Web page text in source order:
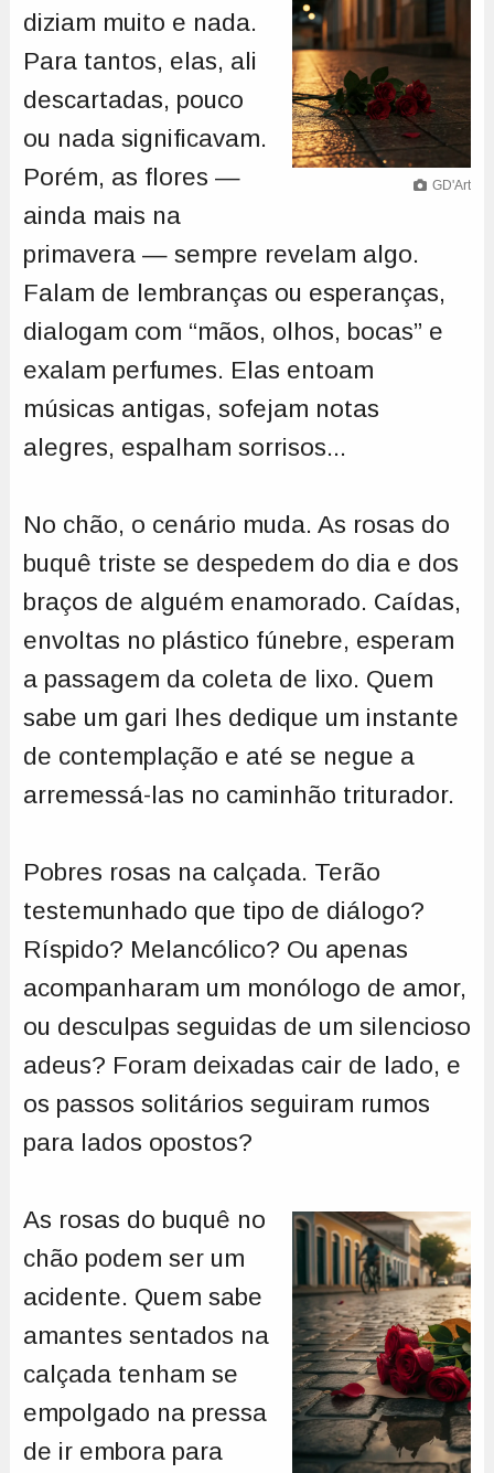
GD'Art
diziam muito e nada.
Para tantos, elas, ali
descartadas, pouco
ou nada significavam.
Porém, as flores —
ainda mais na
primavera — sempre revelam algo.
Falam de lembranças ou esperanças,
dialogam com “mãos, olhos, bocas” e
exalam perfumes. Elas entoam
músicas antigas, sofejam notas
alegres, espalham sorrisos...
No chão, o cenário muda. As rosas do
buquê triste se despedem do dia e dos
braços de alguém enamorado. Caídas,
envoltas no plástico fúnebre, esperam
a passagem da coleta de lixo. Quem
sabe um gari lhes dedique um instante
de contemplação e até se negue a
arremessá-las no caminhão triturador.
Pobres rosas na calçada. Terão
testemunhado que tipo de diálogo?
Ríspido? Melancólico? Ou apenas
acompanharam um monólogo de amor,
ou desculpas seguidas de um silencioso
adeus? Foram deixadas cair de lado, e
os passos solitários seguiram rumos
para lados opostos?
As rosas do buquê no
chão podem ser um
acidente. Quem sabe
amantes sentados na
calçada tenham se
empolgado na pressa
de ir embora para